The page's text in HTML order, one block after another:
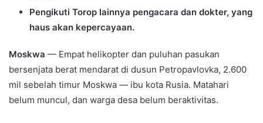
Pengikuti Torop lainnya pengacara dan dokter, yang
haus akan kepercayaan.
Moskwa — Empat helikopter dan puluhan pasukan
bersenjata berat mendarat di dusun Petropavlovka, 2.600
mil sebelah timur Moskwa — ibu kota Rusia. Matahari
belum muncul, dan warga desa belum beraktivitas.